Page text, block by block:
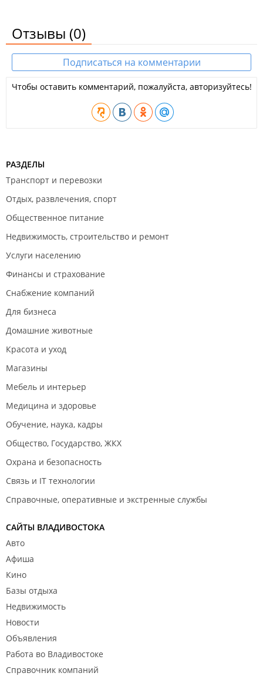
Отзывы (0)
Подписаться на комментарии
Чтобы оставить комментарий, пожалуйста, авторизуйтесь!
РАЗДЕЛЫ
Транспорт и перевозки
Отдых, развлечения, спорт
Общественное питание
Недвижимость, строительство и ремонт
Услуги населению
Финансы и страхование
Снабжение компаний
Для бизнеса
Домашние животные
Красота и уход
Магазины
Мебель и интерьер
Медицина и здоровье
Обучение, наука, кадры
Общество, Государство, ЖКХ
Охрана и безопасность
Связь и IT технологии
Справочные, оперативные и экстренные службы
САЙТЫ ВЛАДИВОСТОКА
Авто
Афиша
Кино
Базы отдыха
Недвижимость
Новости
Объявления
Работа во Владивостоке
Справочник компаний